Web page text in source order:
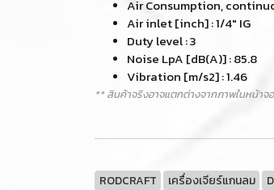
Air Consumption,
Air inlet [inch] : 1/4" IG
Duty level : 3
Noise LpA [dB(A)] : 85.8
Vibration [m/s2] : 1.46
** สินค้าจริงอาจแตกต่างจากภาพในหน้า
RODCRAFT เครื่องเจียร์แกนลม